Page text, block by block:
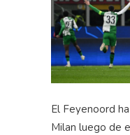
El Feyenoord
Milan luego de